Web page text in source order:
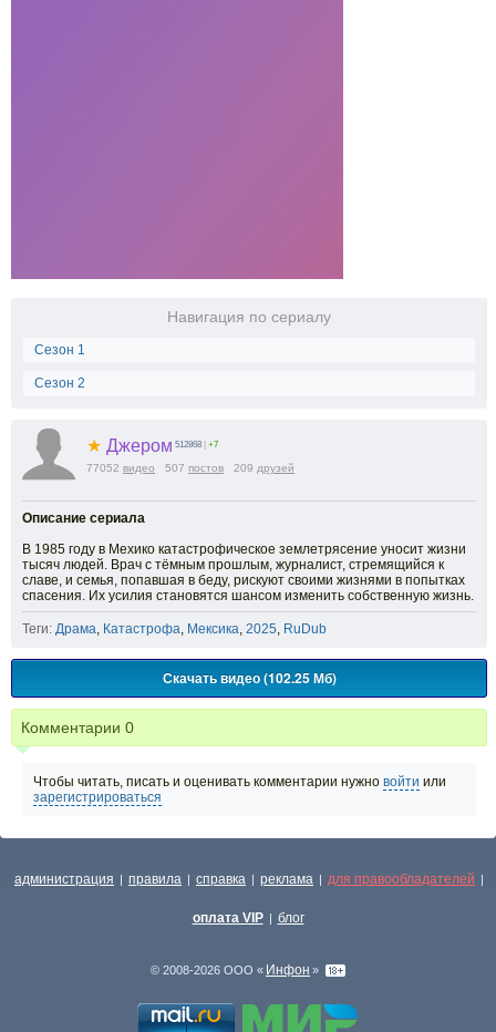
Навигация по сериалу
Сезон 1
Сезон 2
★ Джером 512868 | +7
77052 видео 507 постов 209 друзей
Описание сериала
В 1985 году в Мехико катастрофическое землетрясение уносит жизни
тысяч людей. Врач с тёмным прошлым, журналист, стремящийся к
славе, и семья, попавшая в беду, рискуют своими жизнями в попытках
спасения. Их усилия становятся шансом изменить собственную жизнь.
Теги: Драма Катастрофа Мексика 2025 RuDub
Скачать видео (102.25 Мб)
Комментарии 0
Чтобы читать, писать и оценивать комментарии нужно войти или
зарегистрироваться
администрация | правила | справка | реклама | для правообладателей |
оплата VIP | блог
© 2008-2026 ООО « Инфон »